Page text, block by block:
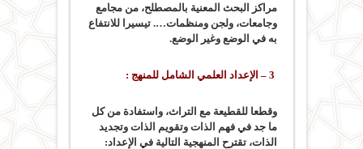
مراكز البحث المعنية بالمصطلح، من مجامع
وجامعات، ولجن ومنظمات…. تيسيرا للانتفاع
به في الوضع وغير الوضع.
3 – الإعداد العلمي الشامل للمنهج :
وقطعا للقطيعة مع التراث، واستفادة من كل
ما جد في فهم الذات وتقويم الذات وتجديد
الذات، تقترح المنهجية التالية في الإعداد: